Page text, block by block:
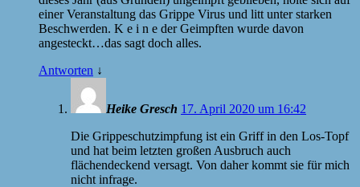
einer Veranstaltung das Grippe Virus und litt unter starken
Beschwerden. K e i n e der Geimpften wurde davon
angesteckt…das sagt doch alles.
Antworten ↓
Heike Gresch 17. April 2020 um 16:42
Die Grippeschutzimpfung ist ein Griff in den Los-Topf
und hat beim letzten großen Ausbruch auch
flächendeckend versagt. Von daher kommt sie für mich
nicht infrage.